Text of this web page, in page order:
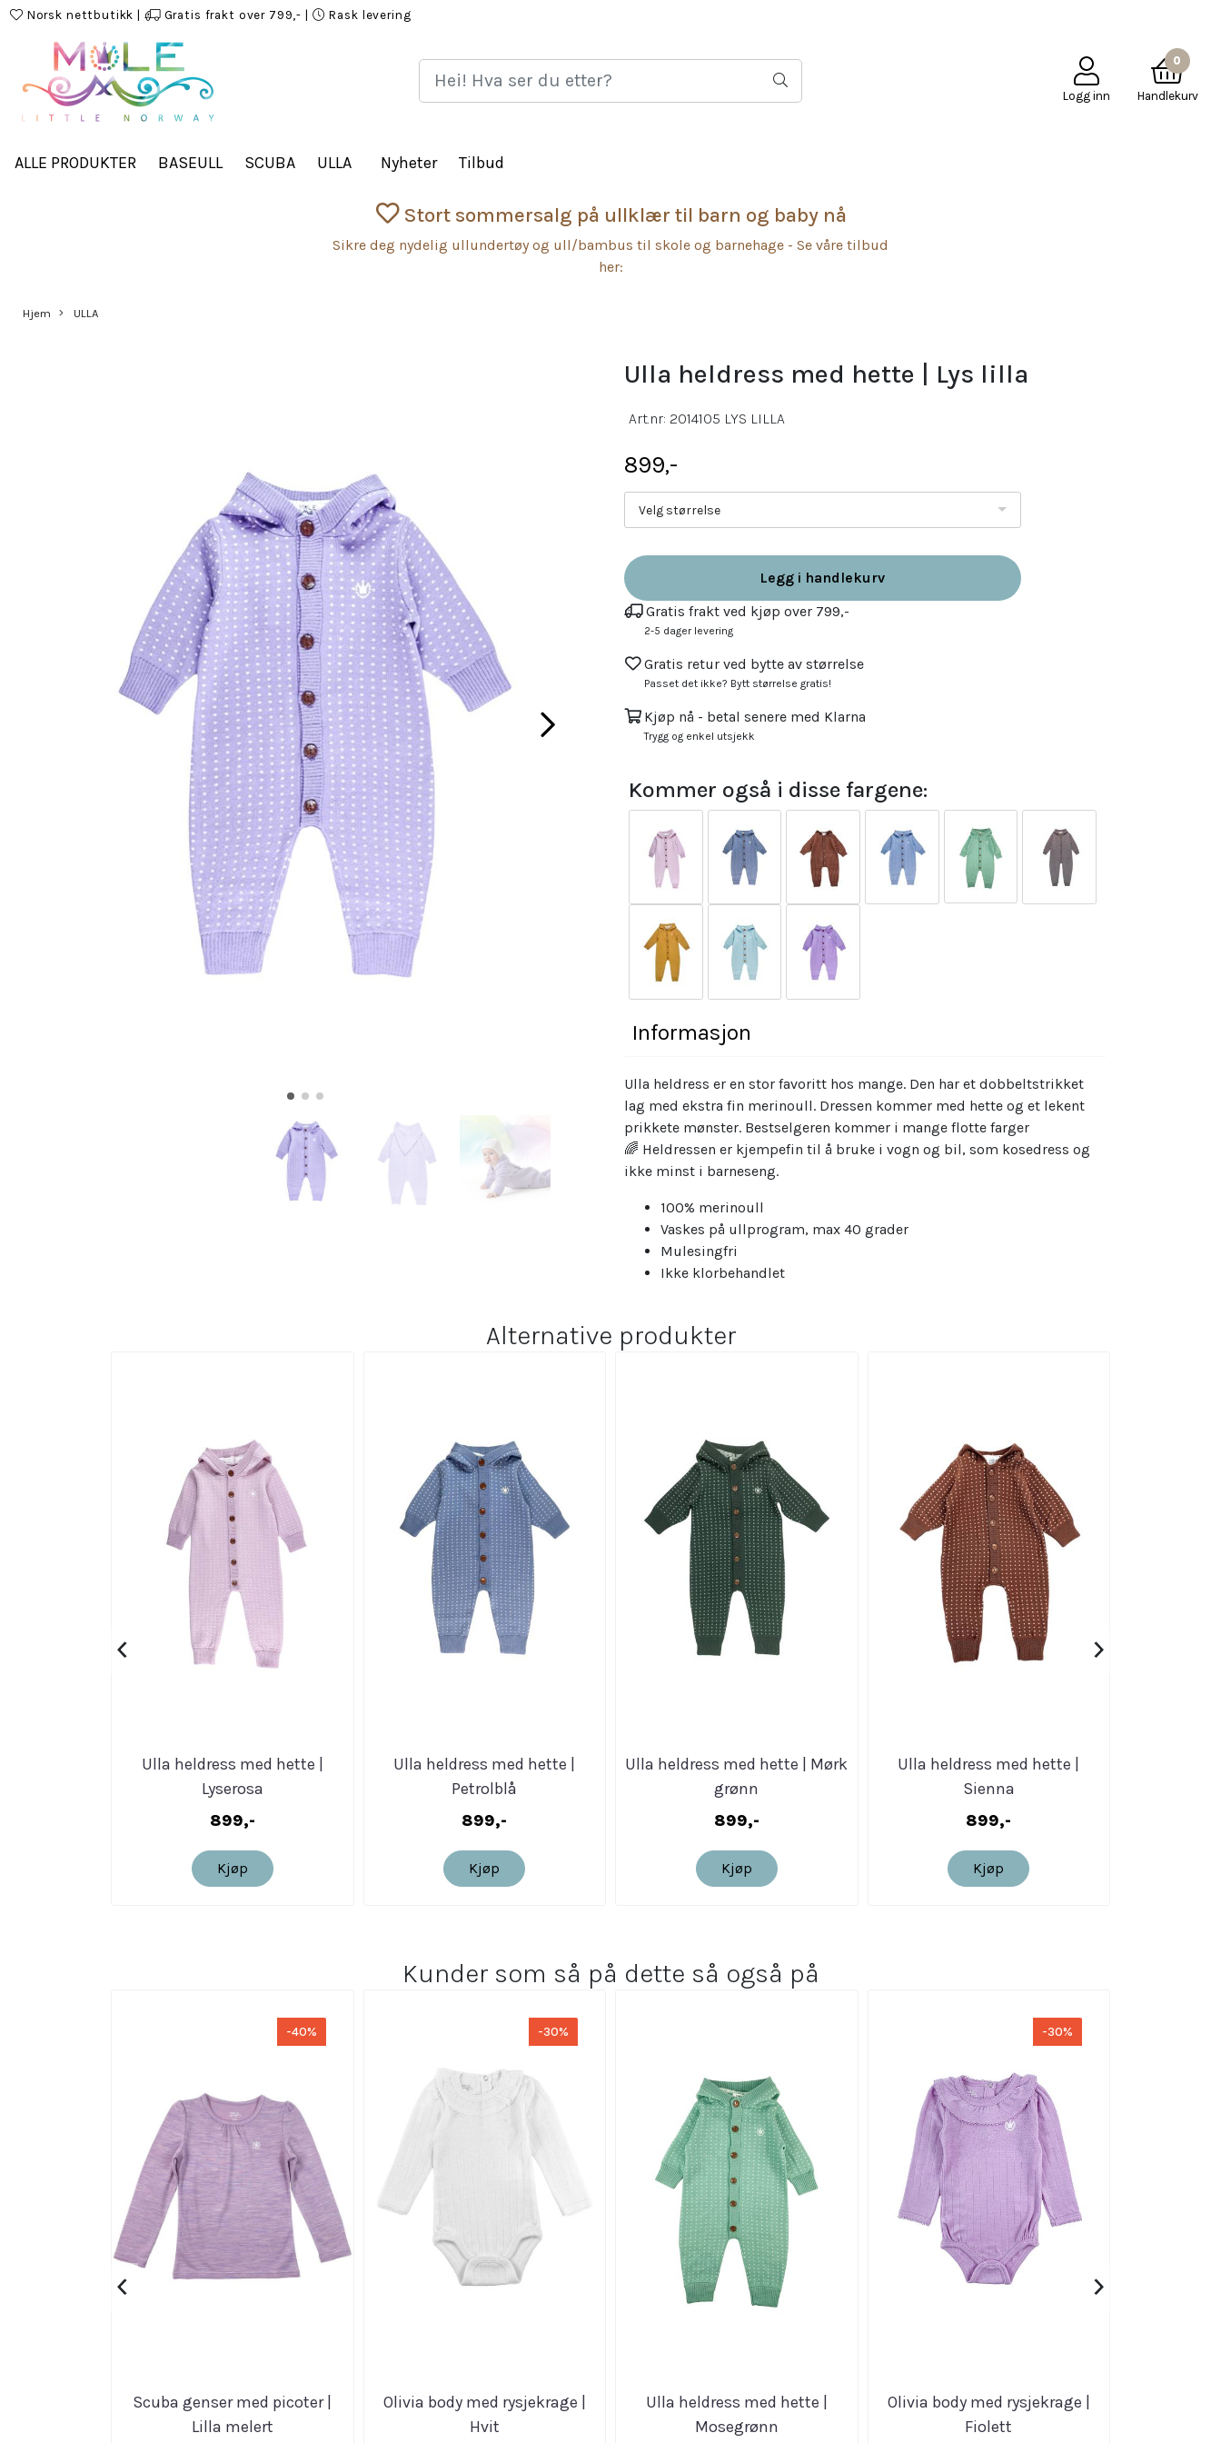
Norsk nettbutikk Gratis frakt over 799,- Rask levering
Logg inn
0
Handlekurv
ALLE PRODUKTER BASEULL SCUBA ULLA Nyheter Tilbud
Stort sommersalg på ullklær til barn og baby nå
Sikre deg nydelig ullundertøy og ull/bambus til skole og barnehage - Se våre tilbud
her:
Hjem ULLA
Ulla heldress med hette | Lys lilla
Art.nr: 2014105 LYS LILLA
899,-
Velg størrelse
Legg i handlekurv
Gratis frakt ved kjøp over 799,-
2-5 dager levering
Gratis retur ved bytte av størrelse
Passet det ikke? Bytt størrelse gratis!
Kjøp nå - betal senere med Klarna
Trygg og enkel utsjekk
Kommer også i disse fargene:
Kjøp Kjøp
Kjøp
Informasjon
Ulla heldress er en stor favoritt hos mange. Den har et dobbeltstrikket
lag med ekstra fin merinoull. Dressen kommer med hette og et lekent
prikkete mønster. Bestselgeren kommer i mange flotte farger
🌈 Heldressen er kjempefin til å bruke i vogn og bil, som kosedress og
ikke minst i barneseng.
100% merinoull
Vaskes på ullprogram, max 40 grader
Mulesingfri
Ikke klorbehandlet
Alternative produkter
Ulla heldress med hette |
Lyserosa
899,-
Kjøp
Ulla heldress med hette |
Petrolblå
899,-
Kjøp
Ulla heldress med hette | Mørk
grønn
899,-
Kjøp
Ulla heldress med hette |
Sienna
899,-
Kjøp
‹ ›
Kunder som så på dette så også på
-40%
Scuba genser med picoter |
Lilla melert
-30%
Olivia body med rysjekrage |
Hvit
Ulla heldress med hette |
Mosegrønn
-30%
Olivia body med rysjekrage |
Fiolett
‹ ›